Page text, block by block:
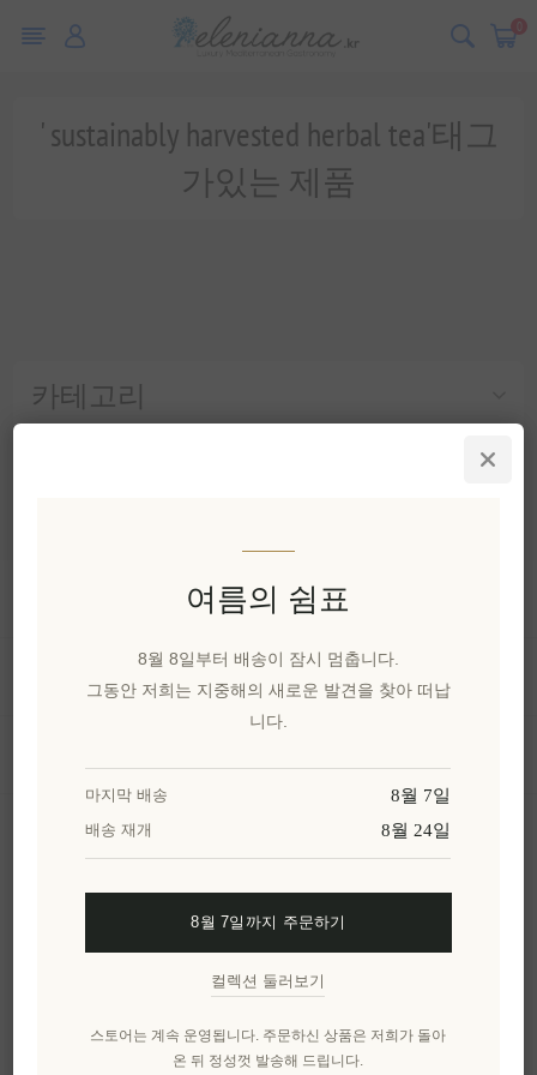
0
카테고리
' sustainably harvested herbal tea'태그
가있는 제품
정보
내 계정
여름의 쉼표
8월 8일부터 배송이 잠시 멈춥니다.
그동안 저희는 지중해의 새로운 발견을 찾아 떠납
니다.
마지막 배송 8월 7일
배송 재개 8월 24일
8월 7일까지 주문하기
컬렉션 둘러보기
스토어는 계속 운영됩니다. 주문하신 상품은 저희가 돌아
온 뒤 정성껏 발송해 드립니다.